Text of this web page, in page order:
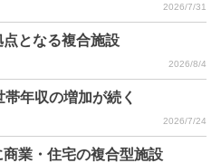
2026/7/31
となる複合施設
2026/8/4
年収の増加が続く
2026/7/24
業・住宅の複合型施設